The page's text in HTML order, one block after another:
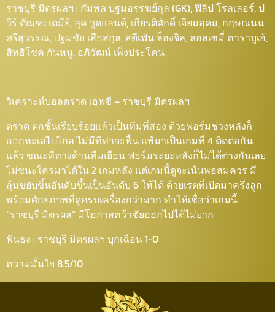
ราชบุรี มิตรผลฯ : กัมพล ปฐมอรรฆย์กุล (GK), ฟิลิป โรลเลอร์, ป
วีร์ ตัณฑะเตมีย์, ลุค วูดแลนด์, เกียรติศักดิ์ เจียมอุดม, กฤษณนน
ศรีสุวรรณ, ปฐมชัย เสือสกุล, สตีเฟ่น ล็องจิล, ลอสเซมี่ คาราบูเอ้,
สิทธิโชค กันหนู, อภิวัฒน์ เพ็งประโคน
วิเคราะห์บอลตราด เอฟซี – ราชบุรี มิตรผลฯ
ตราด ตกชั้นเรียบร้อยแล้วเป็นทีมที่สอง ด้วยฟอร์มช่วงหลังก็
ออกทะเลไปไกล ไม่มีทีท่าจะฟื้น แพ้มาเป็นเกมที่ 4 ติดต่อกัน
แล้ว ขณะที่ทางด้านทีมเยือน ฟอร์มระยะหลังก็ไม่ได้ต่างกันเลย
ไม่ชนะใครมาได้ใน 2 เกมหลัง แต่เกมนี้ดูจะเน้นพอสมควร มี
ลุ้นขยับขึ้นอันดับขึ้นเป็นอันดับ 6 ให้ได้ ด้วยเรตที่เปิดมาครึ่งลูก
พร้อมศักยภาพที่ดูครบเครื่องกว่ามาก ทำให้เชื่อว่าเกมนี้
“ราชบุรี มิตรผล” มีโอกาสคว้าชัยออกไปได้ไม่ยาก
ฟันธง : ราชบุรี มิตรผลฯ บุกเฉือน 1-0
ความมั่นใจ 8.5/10